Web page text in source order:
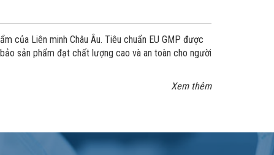
của Liên minh Châu Âu. Tiêu chuẩn EU GMP được
sản phẩm đạt chất lượng cao và an toàn cho người
Xem thêm